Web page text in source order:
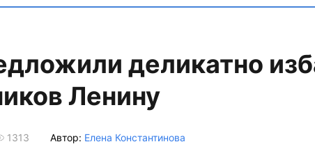
деликатно
Ленину
1313 Автор: Елена Константинова